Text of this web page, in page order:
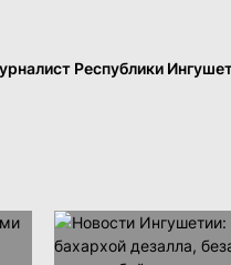
Республики